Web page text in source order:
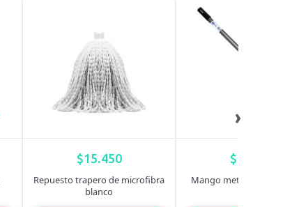
$15.450
Repuesto trapero de microfibra
blanco
$
Mango metalico Task Pro
›